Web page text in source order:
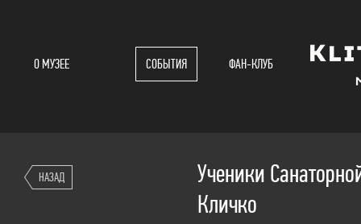
О МУЗЕЕ СОБЫТИЯ ФАН-КЛУБ
НАЗАД
Ученики
Кличко